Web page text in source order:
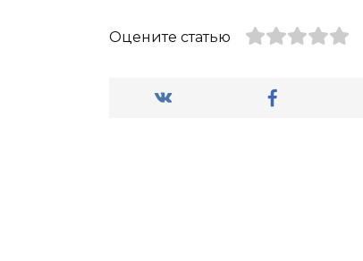
Оцените статью